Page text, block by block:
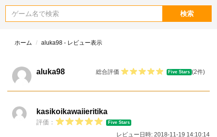
検索
ホーム aluka98 - レビュー表示
aluka98 総合評価 Five Stars (2件)
kasikoikawaiieritika
評価： Five Stars
レビュー日時: 2018-11-19 14:10:14